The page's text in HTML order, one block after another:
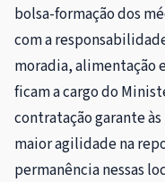
bolsa-formação dos
com a
moradia, alimentação
ficam a cargo do
contratação garante
maior agilidade na
permanência nessas